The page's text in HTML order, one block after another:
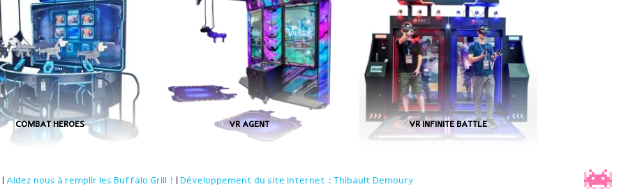
COMBAT HEROES VR AGENT VR INFINITE BATTLE
Aidez nous à remplir les Buffalo Grill ! Développement du site internet : Thibault Demoury